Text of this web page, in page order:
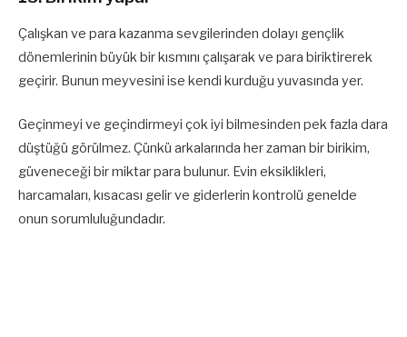
Çalışkan ve para kazanma sevgilerinden dolayı gençlik
dönemlerinin büyük bir kısmını çalışarak ve para biriktirerek
geçirir. Bunun meyvesini ise kendi kurduğu yuvasında yer.
Geçinmeyi ve geçindirmeyi çok iyi bilmesinden pek fazla dara
düştüğü görülmez. Çünkü arkalarında her zaman bir birikim,
güveneceği bir miktar para bulunur. Evin eksiklikleri,
harcamaları, kısacası gelir ve giderlerin kontrolü genelde
onun sorumluluğundadır.